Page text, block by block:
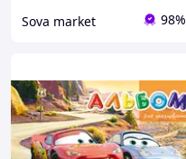
Sova market 98%